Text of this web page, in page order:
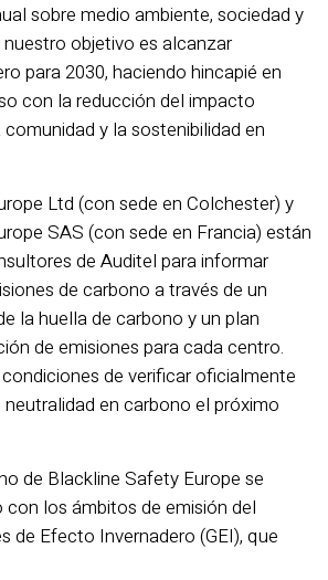
sobre medio ambiente, sociedad y
nuestro objetivo es alcanzar
para 2030, haciendo hincapié en
con la reducción del impacto
y la sostenibilidad en
Ltd (con sede en Colchester) y
SAS (con sede en Francia) están
de Auditel para informar
de carbono a través de un
la huella de carbono y un plan
de emisiones para cada centro.
de verificar oficialmente
en carbono el próximo
de Blackline Safety Europe se
los ámbitos de emisión del
de Efecto Invernadero (GEI), que